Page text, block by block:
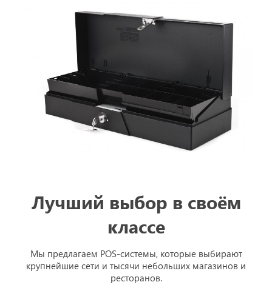
Лучший выбор в своём
классе
Мы предлагаем POS-системы, которые выбирают
крупнейшие сети и тысячи небольших магазинов и
ресторанов.